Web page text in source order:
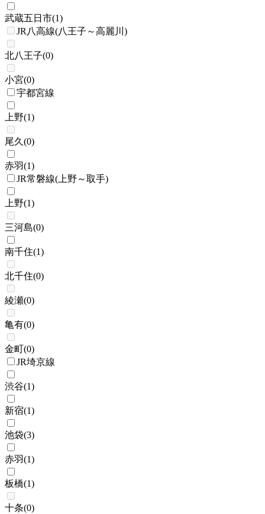
武蔵五日市(1)
JR八高線(八王子～高麗川)
北八王子(0)
小宮(0)
宇都宮線
上野(1)
尾久 (0)
赤羽(1)
JR常磐線(上野～取手)
上野(1)
三河島(0)
南千住(1)
北千住(0)
綾瀬(0)
亀有(0)
金町(0)
JR埼京線
渋谷(1)
新宿(1)
池袋(3)
赤羽(1)
板橋(1)
十条(0)